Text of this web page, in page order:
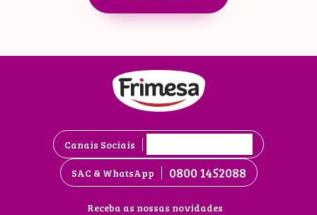
Canais Sociais
SAC & WhatsApp 0800 1452088
Receba as nossas novidades